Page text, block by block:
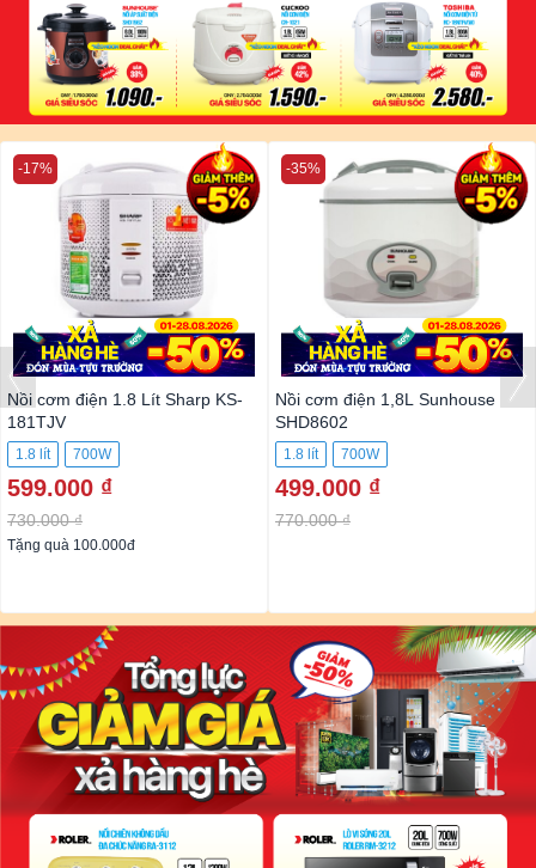
Nồi cơm điện 1.8 Lít Sharp KS-
181TJV
1.8 lít 700W
599.000 ₫
730.000 ₫
-17%
Tặng quà 100.000đ
Nồi cơm điện 1,8L Sunhouse
SHD8602
1.8 lít 700W
499.000 ₫
770.000 ₫
-35%